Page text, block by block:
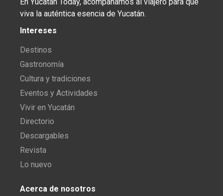
En Yucatán Today, acompañamos al viajero para que
viva la auténtica esencia de Yucatán.
Intereses
Destinos
Gastronomía
Cultura y tradiciones
Eventos y Actividades
Vivir en Yucatán
Directorio
Descargables
Revista
Lo nuevo
Acerca de nosotros